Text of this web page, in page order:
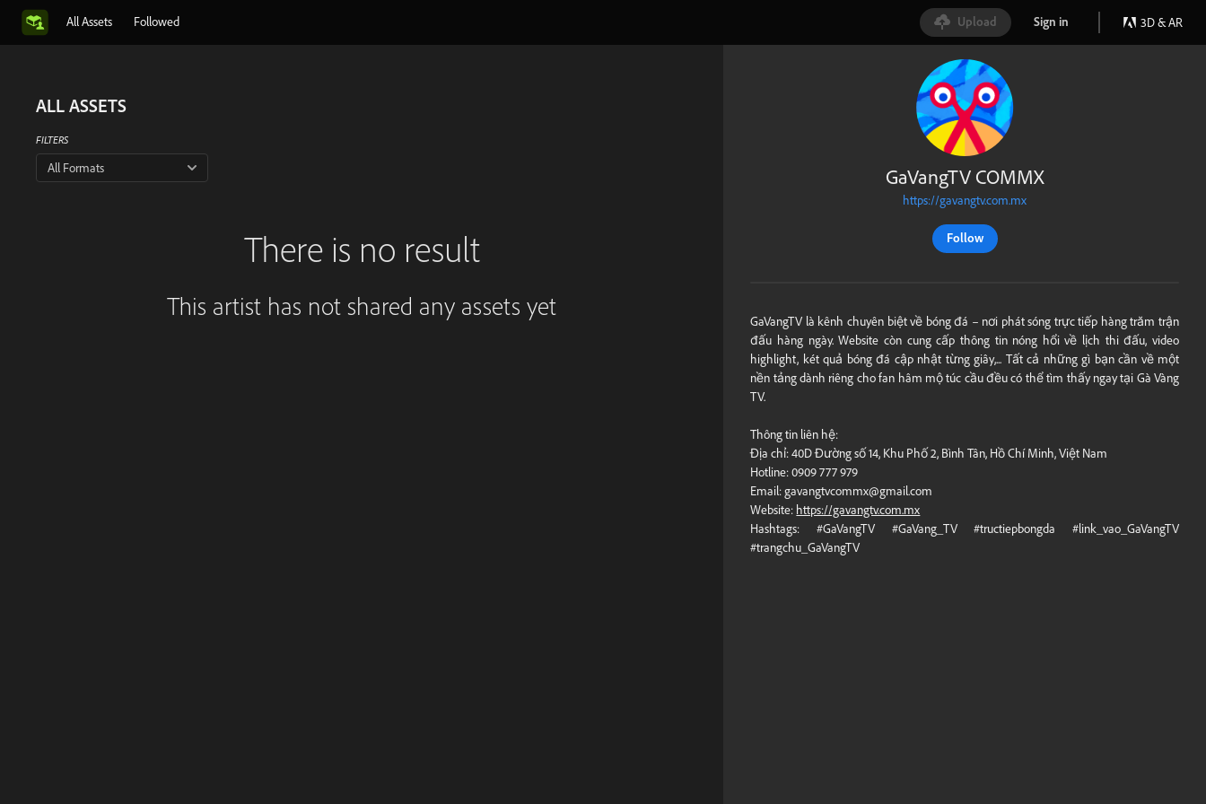
All Assets Followed Upload Sign in 3D & AR
ALL ASSETS
FILTERS
All Formats
There is no result
This artist has not shared any assets yet
GaVangTV COMMX
https://gavangtv.com.mx
Follow
GaVangTV là kênh chuyên biệt về bóng đá – nơi phát sóng trực tiếp hàng trăm trận
đấu hàng ngày. Website còn cung cấp thông tin nóng hổi về lịch thi đấu, video
highlight, két quả bóng đá cập nhật từng giây,... Tất cả những gì bạn cần về một
nền tảng dành riêng cho fan hâm mộ túc cầu đều có thể tìm thấy ngay tại Gà Vàng
TV.
Thông tin liên hệ:
Địa chỉ: 40D Đường số 14, Khu Phố 2, Bình Tân, Hồ Chí Minh, Việt Nam
Hotline: 0909 777 979
Email:gavangtvcommx@gmail.com
Website: https://gavangtv.com.mx
Hashtags: #GaVangTV #GaVang_TV #tructiepbongda #link_vao_GaVangTV
#trangchu_GaVangTV